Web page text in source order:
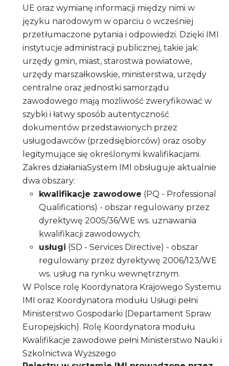
UE oraz wymianę informacji między nimi w
języku narodowym w oparciu o wcześniej
przetłumaczone pytania i odpowiedzi. Dzięki IMI
instytucje administracji publicznej, takie jak:
urzędy gmin, miast, starostwa powiatowe,
urzędy marszałkowskie, ministerstwa, urzędy
centralne oraz jednostki samorządu
zawodowego mają możliwość zweryfikować w
szybki i łatwy sposób autentyczność
dokumentów przedstawionych przez
usługodawców (przedsiębiorców) oraz osoby
legitymujące się określonymi kwalifikacjami.
Zakres działaniaSystem IMI obsługuje aktualnie
dwa obszary:
kwalifikacje zawodowe (PQ - Professional
Qualifications) - obszar regulowany przez
dyrektywę 2005/36/WE ws. uznawania
kwalifikacji zawodowych;
usługi (SD - Services Directive) - obszar
regulowany przez dyrektywę 2006/123/WE
ws. usług na rynku wewnętrznym.
W Polsce rolę Koordynatora Krajowego Systemu
IMI oraz Koordynatora modułu Usługi pełni
Ministerstwo Gospodarki (Departament Spraw
Europejskich). Rolę Koordynatora modułu
Kwalifikacje zawodowe pełni Ministerstwo Nauki i
Szkolnictwa Wyższego